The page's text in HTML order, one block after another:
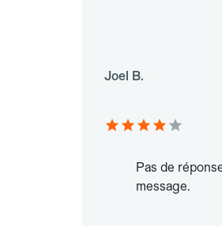
Joel B.
Pas de
message.